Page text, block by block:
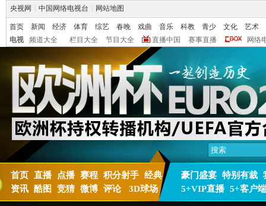
央视网 中国网络电视台 网站地图
首页 新闻 经济 体育 综艺 春晚 戏曲 音乐 科教 青少 文化
艺术
电视
频道大全 栏目大全 节目大全 直播中国 赛事直播 网络
首页 直播 点播 赛程 积分射手 经典
资讯 酷图 竞猜 微博 评论 3D球场
豪门盛宴 特别有裁
5+VIP直播 5+客户端